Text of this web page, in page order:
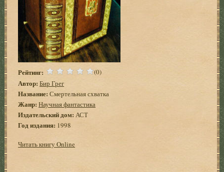
Рейтинг: (0)
Автор: Бир Грег
Название: Смертельная схватка
Жанр: Научная фантастика
Издательский дом: АСТ
Год издания: 1998
Читать книгу Online